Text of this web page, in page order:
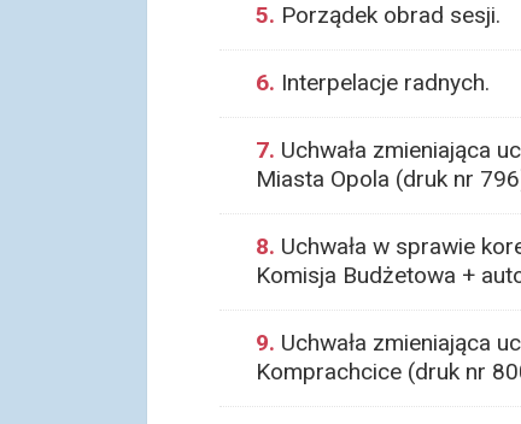
5. Porządek obrad sesji.
6. Interpelacje radnych.
7. Uchwała zmieniająca
Miasta Opola (druk nr
8. Uchwała w sprawie
Komisja Budżetowa +
9. Uchwała zmieniająca
Komprachcice (druk nr